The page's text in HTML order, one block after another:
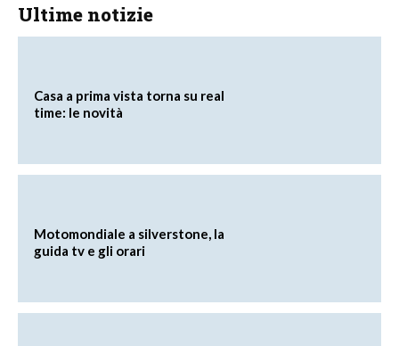
Ultime notizie
Casa a prima vista torna su real
time: le novità
Motomondiale a silverstone, la
guida tv e gli orari